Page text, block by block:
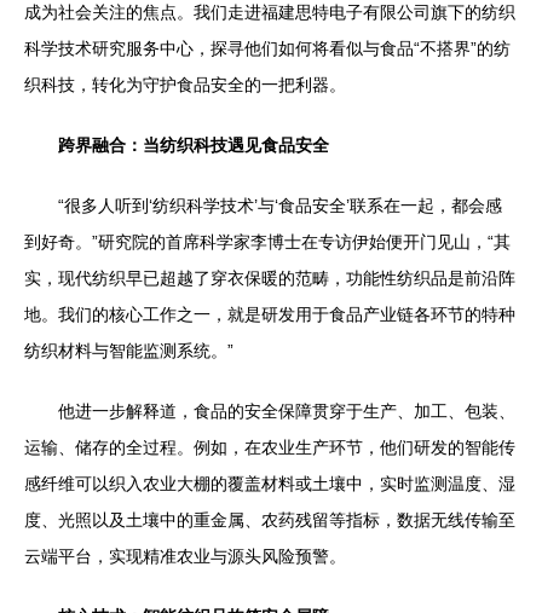
成为社会关注的焦点。我们走进福建思特电子有限公司旗下的纺织
科学技术研究服务中心，探寻他们如何将看似与食品“不搭界”的纺
织科技，转化为守护食品安全的一把利器。
跨界融合：当纺织科技遇见食品安全
“很多人听到‘纺织科学技术’与‘食品安全’联系在一起，都会感
到好奇。”研究院的首席科学家李博士在专访伊始便开门见山，“其
实，现代纺织早已超越了穿衣保暖的范畴，功能性纺织品是前沿阵
地。我们的核心工作之一，就是研发用于食品产业链各环节的特种
纺织材料与智能监测系统。”
他进一步解释道，食品的安全保障贯穿于生产、加工、包装、
运输、储存的全过程。例如，在农业生产环节，他们研发的智能传
感纤维可以织入农业大棚的覆盖材料或土壤中，实时监测温度、湿
度、光照以及土壤中的重金属、农药残留等指标，数据无线传输至
云端平台，实现精准农业与源头风险预警。